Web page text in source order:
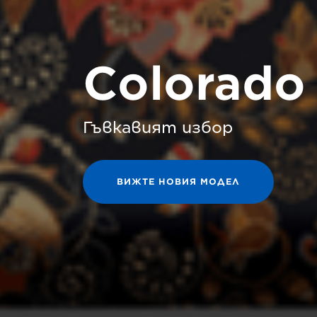
Colorado
Гъвкавият избор
ВИЖТЕ НОВИЯ МОДЕЛ